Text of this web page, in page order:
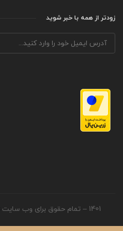
زودتر از همه با خبر شوید